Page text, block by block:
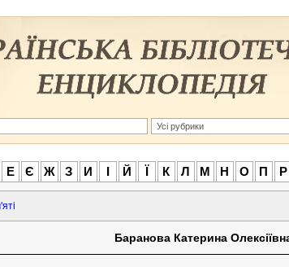
Е Є Ж З И І Й Ї К Л М Н О П Р
Баранова Катерина